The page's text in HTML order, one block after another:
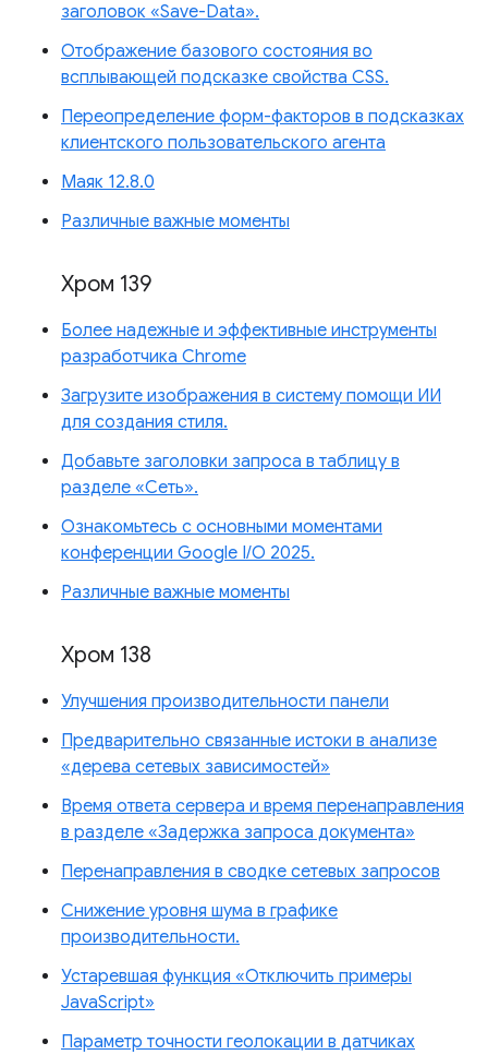
заголовок «Save-Data».
Отображение базового состояния во
всплывающей подсказке свойства CSS.
Переопределение форм-факторов в подсказках
клиентского пользовательского агента
Маяк 12.8.0
Различные важные моменты
Хром 139
Более надежные и эффективные инструменты
разработчика Chrome
Загрузите изображения в систему помощи ИИ
для создания стиля.
Добавьте заголовки запроса в таблицу в
разделе «Сеть».
Ознакомьтесь с основными моментами
конференции Google I/O 2025.
Различные важные моменты
Хром 138
Улучшения производительности панели
Предварительно связанные истоки в анализе
«дерева сетевых зависимостей»
Время ответа сервера и время перенаправления
в разделе «Задержка запроса документа»
Перенаправления в сводке сетевых запросов
Снижение уровня шума в графике
производительности.
Устаревшая функция «Отключить примеры
JavaScript»
Параметр точности геолокации в датчиках